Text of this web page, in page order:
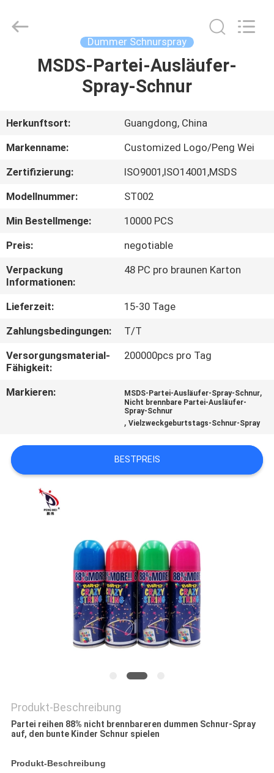
STARTSEITE
VIDEOS
ÜBER
UNS
FABRIK
TOUR
QUALITÄTSKONTROLLE
KONTAKT
NACHRICHTEN
FÄLLE
SITEMAP
DATENSCHUTZ-
BESTIMMUNGEN
Chemical
Co.,Limited.
Dummer Schnurspray
MSDS-Partei-Ausläufer-
Spray-Schnur
Herkunftsort:
Guangdong, China
Markenname:
Customized Logo/Peng Wei
Zertifizierung:
ISO9001,ISO14001,MSDS
Modellnummer:
ST002
Min Bestellmenge:
10000 PCS
Preis:
negotiable
Verpackung
Informationen:
48 PC pro braunen Karton
Lieferzeit:
15-30 Tage
Zahlungsbedingungen:
T/T
Versorgungsmaterial-
Fähigkeit:
200000pcs pro Tag
Markieren: MSDS-Partei-Ausläufer-Spray-Schnur,
Nicht brennbare Partei-Ausläufer-
Spray-Schnur
,Vielzweckgeburtstags-Schnur-Spray
BESTPREIS
Produkt-Beschreibung
Partei reihen 88% nicht brennbareren dummen Schnur-Spray
auf, den bunte Kinder Schnur spielen
Produkt-Beschreibung